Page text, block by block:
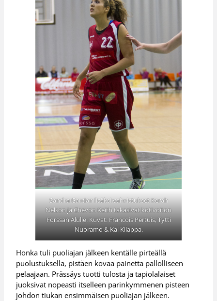
Sandra Garcian lisäksi vahvistukset Kerah
Nelson ja Chevon Keith takasivat kotivoiton
Forssan Alulle. Kuvat: Francois Pertuis, Tytti
Nuoramo & Kai Kilappa.
Honka tuli puoliajan jälkeen kentälle pirteällä
puolustuksella, pistäen kovaa painetta pallolliseen
pelaajaan. Prässäys tuotti tulosta ja tapiolalaiset
juoksivat nopeasti itselleen parinkymmenen pisteen
johdon tiukan ensimmäisen puoliajan jälkeen.